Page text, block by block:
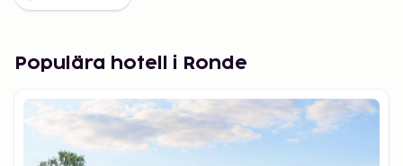
Populära hotell i Ronde